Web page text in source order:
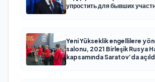
упростить для бывших
Yeni Yükseklik engellilere
salonu, 2021 Birleşik Rusya
kapsamında Saratov’da